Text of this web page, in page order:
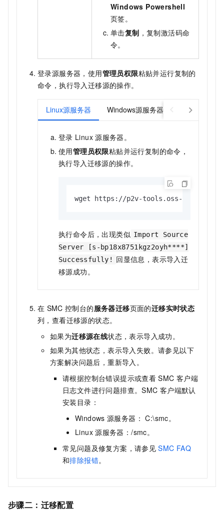
Windows Powershell
页签。
单击复制 ，复制激活码命
令。
登录源服务器，使用管理员权限粘贴并运行复制的
命令，执行导入迁移源的操作。
Linux源服务器 Windows源服务器
登录 Linux 源服务器。
使用管理员权限粘贴并运行复制的命令，
执行导入迁移源的操作。
wget https://p2v-tools.oss-cn-
执行命令后，出现类似 Import Source
Server [s-bp18x8751kgz2oyh****]
Successfully!
回显信息，表示导入迁
移源成功。
在 SMC 控制台的服务器迁移页面的迁移实时状态
列，查看迁移源的状态。
如果为迁移源在线状态，表示导入成功。
如果为其他状态，表示导入失败。请参见以下
方案解决问题后，重新导入。
请根据控制台错误提示或查看 SMC 客户端
日志文件进行问题排查。SMC 客户端默认
安装目录：
Windows 源服务器： C:\smc。
Linux 源服务器：/smc。
常见问题及修复方案，请参见 SMC FAQ
和排除报错。
步骤二：迁移配置